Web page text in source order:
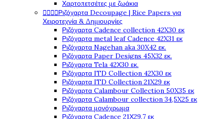
Χαρτοπετσέτες με ζωάκια
Ριζόχαρτα Decoupage | Rice Papers για
Χειροτεχνία & Δημιουργίες
Ριζόχαρτα Cadence collection 42X30 εκ
Ριζόχαρτα metal leaf Cadence 42X31 εκ
Ριζόχαρτα Nagehan aka 30X42 εκ.
Ριζόχαρτα Paper Designs 45X32 εκ.
Ριζόχαρτα Tela 42Χ30 εκ.
Ριζόχαρτα ITD Collection 42X30 εκ
Ριζόχαρτα ITD Collection 21X29 εκ
Ριζόχαρτα Calambour Collection 50X35 εκ
Ριζόχαρτα Calambour collection 34,5X25 εκ
Ριζόχαρτα μονόχρωμα
Ριζόχαρτα Cadence 21Χ29,7 εκ